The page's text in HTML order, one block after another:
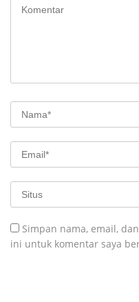
Simpan nama, email,
ini untuk komentar saya